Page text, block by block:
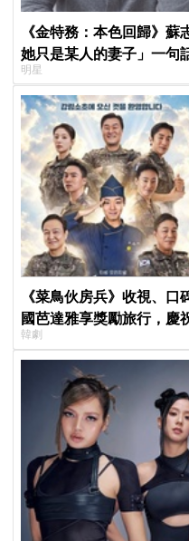
《金特務：本色回歸》
她只是某人的妻子」一句
明星
《菜鳥伙房兵》收視、
國芭達雅享獎勵旅行，慶
韓劇